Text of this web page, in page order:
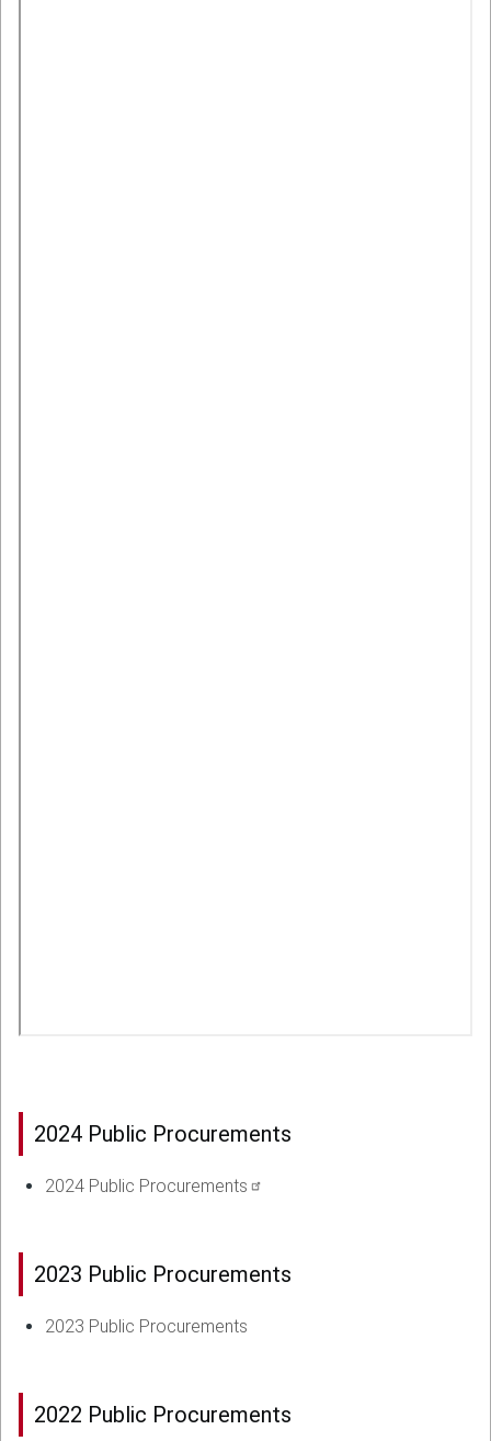
2024 Public Procurements
2024 Public Procurements
2023 Public Procurements
2023 Public Procurements
2022 Public Procurements